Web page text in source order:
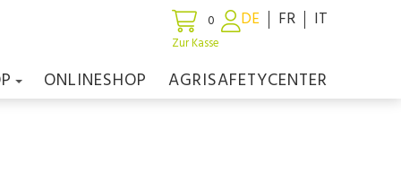
0
Zur Kasse
DE FR IT
ONLINESHOP AGRISAFETYCENTER